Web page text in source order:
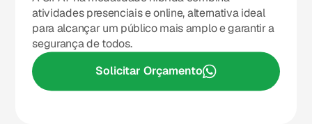
atividades presenciais e online, alternativa ideal
para alcançar um público mais amplo e garantir a
segurança de todos.
Solicitar Orçamento